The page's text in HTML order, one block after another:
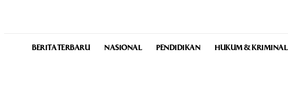
BERITA TERBARU NASIONAL PENDIDIKAN HUKUM & KRIMINAL